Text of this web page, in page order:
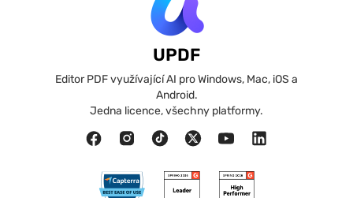
UPDF
Editor PDF využívající AI pro Windows, Mac, iOS a
Android.
Jedna licence, všechny platformy.